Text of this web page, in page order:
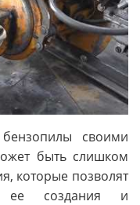
своими
быть слишком
которые позволят
ее создания и